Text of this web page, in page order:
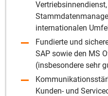
internationalen
Fundierte und
SAP sowie den MS
(insbesondere sehr
Kunden- und